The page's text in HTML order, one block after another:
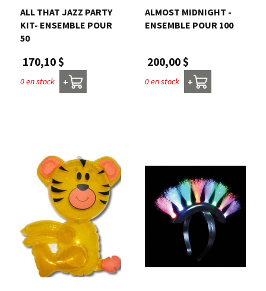
Me connecter
Panier
ALL THAT JAZZ PARTY
KIT- ENSEMBLE POUR
50
170,10 $
0 en stock +
ALMOST MIDNIGHT -
ENSEMBLE POUR 100
200,00 $
0 en stock +